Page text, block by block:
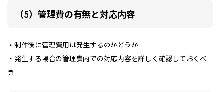
（5）管理費の有無と対応内容
・制作後に管理費用は発生するのかどうか
・発生する場合の管理費内での対応内容を詳しく確認しておくべ
き